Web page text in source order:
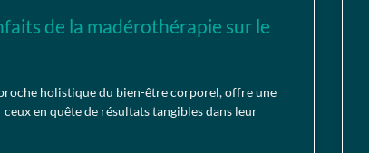
de la madérothérapie sur le
holistique du bien-être corporel, offre une
en quête de résultats tangibles dans leur